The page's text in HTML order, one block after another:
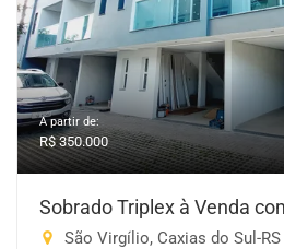
A partir de:
R$ 350.000
Sobrado Triplex à Venda
São Virgílio, Caxias do Sul-RS